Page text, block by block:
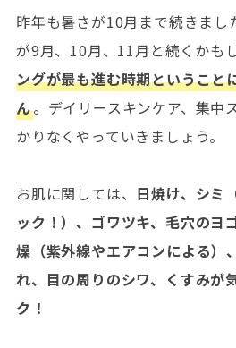
昨年も暑さが10月まで続きまし
が9月、10月、11月と続くかも
ングが最も進む時期ということ
ん。デイリースキンケア、集中
かりなくやっていきましょう。
お肌に関しては、 日焼け、シミ
ック！）、ゴワツキ、毛穴のヨ
燥（紫外線やエアコンによる）
れ、目の周りのシワ、くすみが
ク！